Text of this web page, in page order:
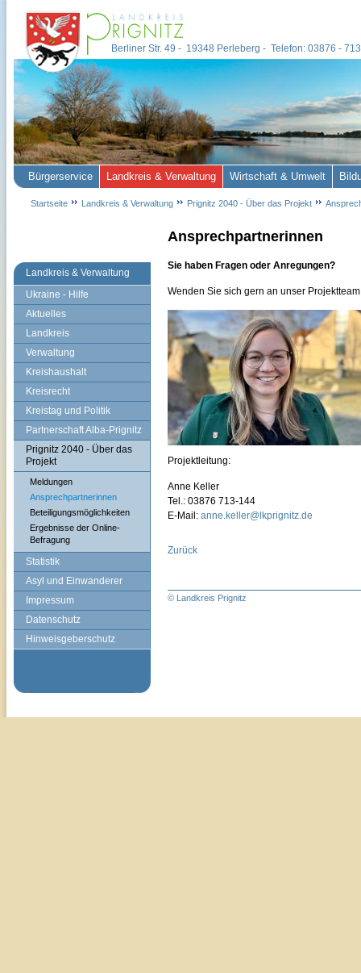
Landkreis & Verwaltung
Ukraine - Hilfe
Aktuelles
Landkreis
Verwaltung
Kreishaushalt
Kreisrecht
Kreistag und Politik
Partnerschaft Alba-Prignitz
Prignitz 2040 - Über das
Projekt
Meldungen
Ansprechpartnerinnen
Beteiligungsmöglichkeiten
Ergebnisse der Online-
Befragung
Statistik
Asyl und Einwanderer
Impressum
Datenschutz
Hinweisgeberschutz
Ansprechpartnerinnen
Sie haben Fragen oder Anregungen?
Wenden Sie sich gern an unser
Projektleitung:
Anne Keller
Tel.: 03876 713-144
E-Mail: anne.keller@lkprignitz.de
Zurück
© Landkreis Prignitz
Berliner Str. 49 - 19348 Perleberg - Telefon: 03876 -
Bürgerservice Landkreis & Verwaltung Wirtschaft & Umwelt
Startseite Landkreis & Verwaltung Prignitz 2040 - Über das Projekt